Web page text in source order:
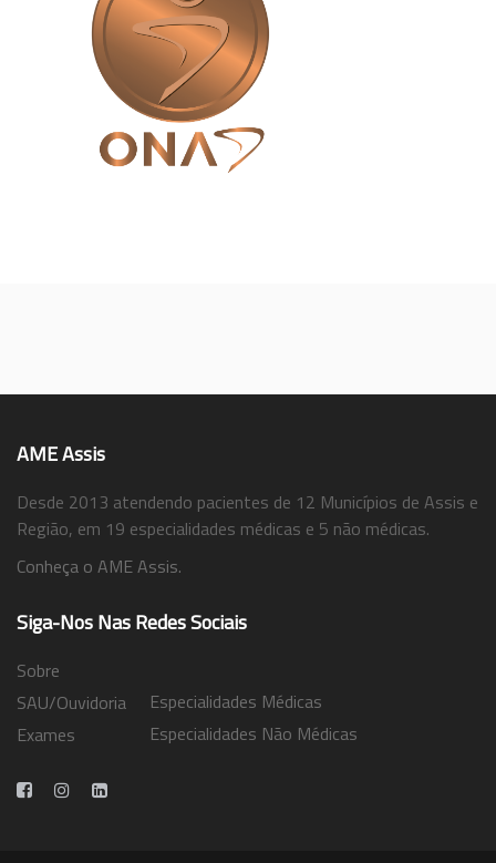
AME Assis
Desde 2013 atendendo pacientes de 12 Municípios de Assis e
Região, em 19 especialidades médicas e 5 não médicas.
Conheça o AME Assis.
Siga-Nos Nas Redes Sociais
Sobre
SAU/Ouvidoria
Exames
Especialidades Médicas
Especialidades Não Médicas